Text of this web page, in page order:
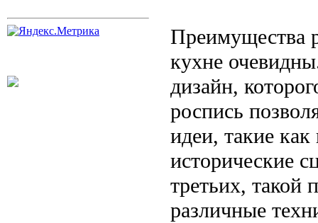
Преимущества
кухне
дизайн,
роспись
идеи, такие
исторические
третьих, такой
различные